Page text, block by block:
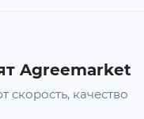
Agreemarket
скорость, качество